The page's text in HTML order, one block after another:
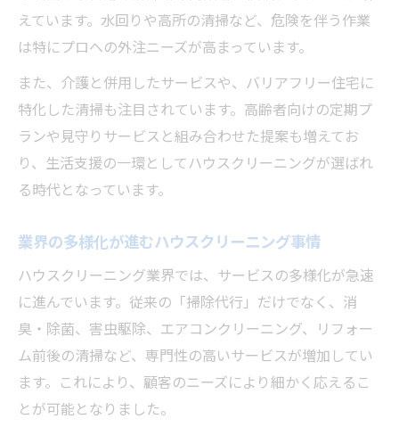
顧客ニーズに応える多様なサービス展開
えています。水回りや高所の清掃など、危険を伴う作業
は特にプロへの外注ニーズが高まっています。
また、介護と併用したサービスや、バリアフリー住宅に
特化した清掃も注目されています。高齢者向けの定期プ
ランや見守りサービスと組み合わせた提案も増えてお
り、生活支援の一環としてハウスクリーニングが選ばれ
る時代となっています。
業界の多様化が進むハウスクリーニング事情
ハウスクリーニング業界では、サービスの多様化が急速
に進んでいます。従来の「掃除代行」だけでなく、消
臭・除菌、害虫駆除、エアコンクリーニング、リフォー
ム前後の清掃など、専門性の高いサービスが増加してい
ます。これにより、顧客のニーズにより細かく応えるこ
とが可能となりました。